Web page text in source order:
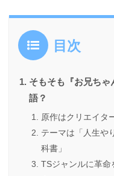
目次
そもそも『お兄ち
語？
原作はクリエイタ
テーマは「人生や
科書」
TSジャンルに革